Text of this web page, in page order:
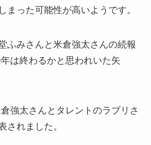
まった可能性が高いようです。
ふみさんと米倉強太さんの続報
は終わるかと思われいた矢
強太さんとタレントのラブリさ
されました。